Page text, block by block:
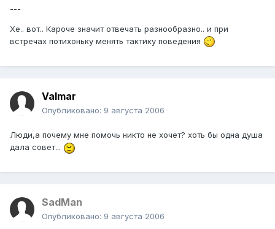
---
Хе.. вот.. Кароче значит отвечать разнообразно.. и при
встречах потихоньку менять тактику поведения
Valmar
Опубликовано: 9 августа 2006
Люди,а почему мне помочь никто не хочет? хоть бы одна душа
дала совет...
SadMan
Опубликовано: 9 августа 2006